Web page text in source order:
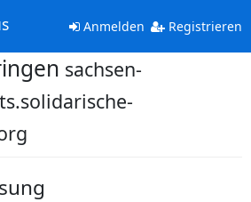
Anmelden Registrieren
sachsen-